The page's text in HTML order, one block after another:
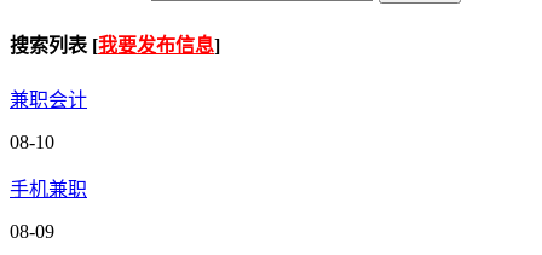
搜索列表 [我要发布信息]
兼职会计
08-10
手机兼职
08-09